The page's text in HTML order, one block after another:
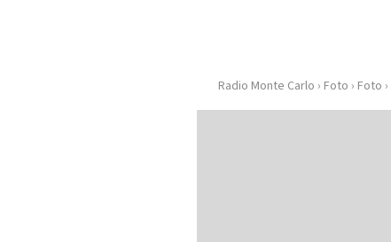
HOMERadio Monte Carlo › Foto › Foto ›